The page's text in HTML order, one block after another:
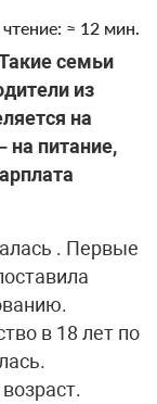
≈ 12 мин.
семьи
из
на
на питание,
. Первые
в 18 лет по